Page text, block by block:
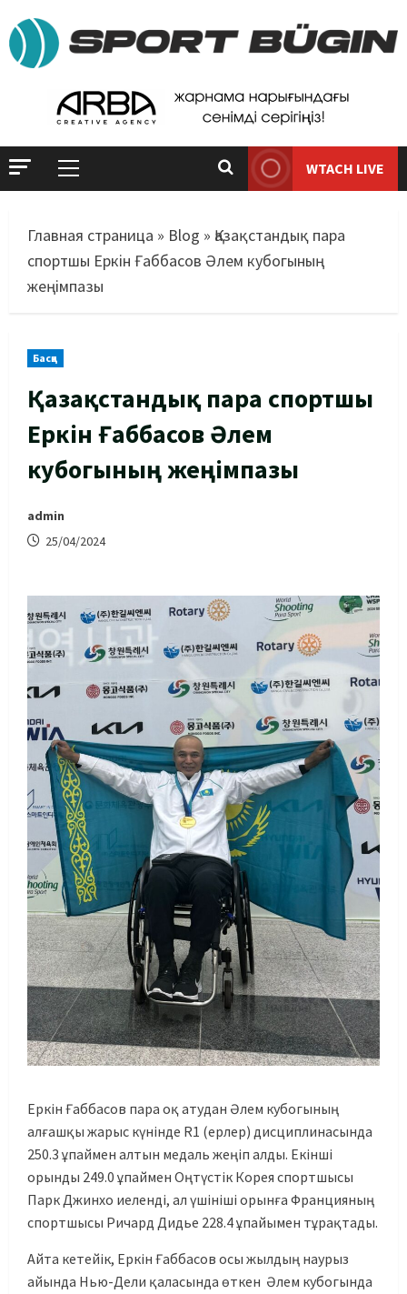
WTACH LIVE
Главная страница » Blog » Қазақстандық пара
спортшы Еркін Ғаббасов Әлем кубогының
жеңімпазы
Басқа
Қазақстандық пара спортшы
Еркін Ғаббасов Әлем
кубогының жеңімпазы
admin
25/04/2024
Еркін Ғаббасов пара оқ атудан Әлем кубогының
алғашқы жарыс күнінде R1 (ерлер) дисциплинасында
250.3 ұпаймен алтын медаль жеңіп алды. Екінші
орынды 249.0 ұпаймен Оңтүстік Корея спортшысы
Парк Джинхо иеленді, ал үшініші орынға Францияның
спортшысы Ричард Дидье 228.4 ұпайымен тұрақтады.
Айта кетейік, Еркін Ғаббасов осы жылдың наурыз
айында Нью-Дели қаласында өткен Әлем кубогында